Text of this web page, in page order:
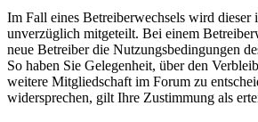
Im Fall eines Betreiberwechsels wird dieser
unverzüglich mitgeteilt. Bei einem
neue Betreiber die Nutzungsbedingungen
So haben Sie Gelegenheit, über den
weitere Mitgliedschaft im Forum zu
widersprechen, gilt Ihre Zustimmung als